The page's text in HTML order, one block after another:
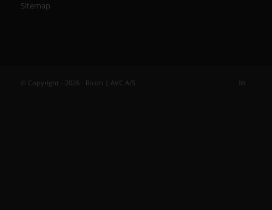
Sitemap
© Copyright - 2026 - Ricoh | AVC A/S